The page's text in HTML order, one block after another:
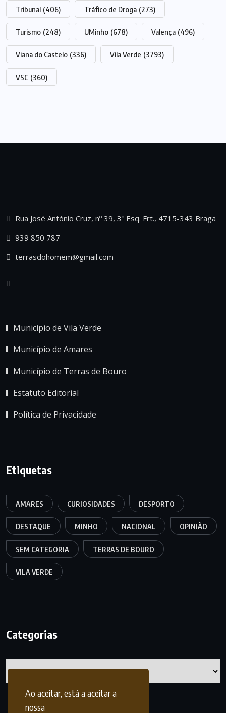
Ao aceitar, está a aceitar a
nossa
Tribunal (406) Tráfico de Droga (273)
Turismo (248) UMinho (678) Valença (496)
Viana do Castelo (336) Vila Verde (3793)
VSC (360)
Rua José António Cruz, nº 39, 3º Esq. Frt., 4715-343 Braga
939 850 787
terrasdohomem@gmail.com
Município de Vila Verde
Município de Amares
Município de Terras de Bouro
Estatuto Editorial
Política de Privacidade
Etiquetas
AMARES CURIOSIDADES DESPORTO
DESTAQUE MINHO NACIONAL OPINIÃO
SEM CATEGORIA TERRAS DE BOURO
VILA VERDE
Categorias